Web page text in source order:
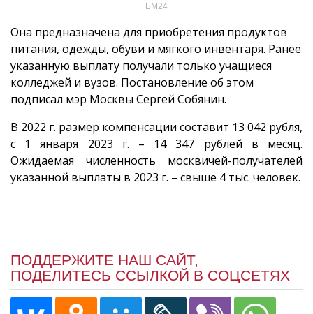
БМ24
Она предназначена для приобретения продуктов
питания, одежды, обуви и мягкого инвентаря. Ранее
указанную выплату получали только учащиеся
колледжей и вузов. Постановление об этом
подписал мэр Москвы Сергей Собянин.
В 2022 г. размер компенсации составит 13 042 рубля,
с 1 января 2023 г. – 14 347 рублей в месяц.
Ожидаемая численность москвичей-получателей
указанной выплаты в 2023 г. – свыше 4 тыс. человек.
ПОДДЕРЖИТЕ НАШ САЙТ,
ПОДЕЛИТЕСЬ ССЫЛКОЙ В СОЦСЕТЯХ